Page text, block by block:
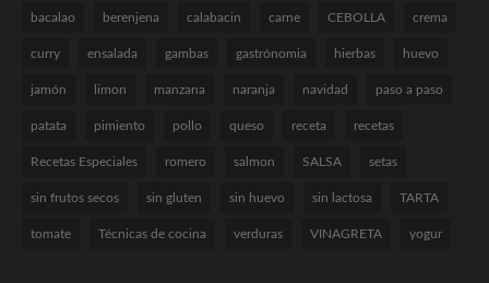
bacalao berenjena calabacin carne CEBOLLA crema
curry ensalada gambas gastrónomia hierbas huevo
jamón limon manzana naranja navidad paso a paso
patata pimiento pollo queso receta recetas
Recetas Especiales romero salmon SALSA setas
sin frutos secos sin gluten sin huevo sin lactosa TARTA
tomate Técnicas de cocina verduras VINAGRETA yogur